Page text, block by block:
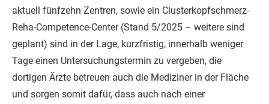
aktuell fünfzehn Zentren, sowie ein Clusterkopfschmerz-
Reha-Competence-Center (Stand 5/2025 – weitere sind
geplant) sind in der Lage, kurzfristig, innerhalb weniger
Tage einen Untersuchungstermin zu vergeben, die
dortigen Ärzte betreuen auch die Mediziner in der Fläche
und sorgen somit dafür, dass auch nach einer